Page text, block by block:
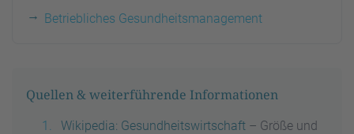
Betriebliches Gesundheitsmanagement
Quellen & weiterführende Informationen
Wikipedia: Gesundheitswirtschaft – Größe und